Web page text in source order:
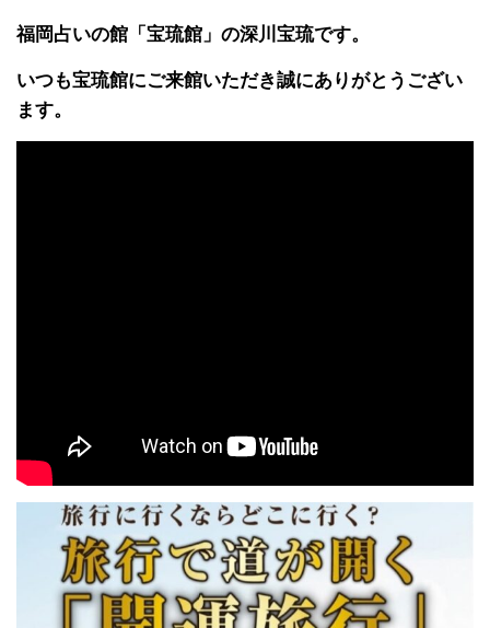
福岡占いの館「宝琉館」の深川宝琉です。
いつも宝琉館にご来館いただき誠にありがとうござい
ます。